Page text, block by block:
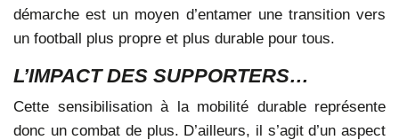
démarche est un moyen d’entamer une transition vers
un football plus propre et plus durable pour tous.
L’IMPACT DES SUPPORTERS…
Cette sensibilisation à la mobilité durable représente
donc un combat de plus. D’ailleurs, il s’agit d’un aspect